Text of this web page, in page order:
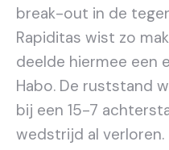
break-out in de
Rapiditas wist zo
deelde hiermee een
Habo. De ruststand
bij een 15-7
wedstrijd al verloren.